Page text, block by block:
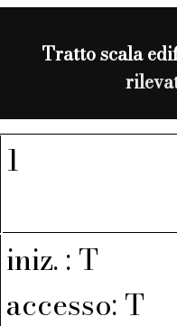
Tratto scala
1
iniz. : T
accesso: T